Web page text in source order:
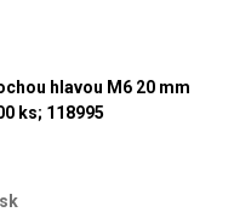
hlavou M6 20 mm
ks; 118995